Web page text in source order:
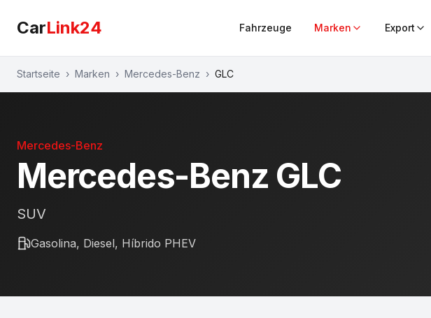
CarLink24 Fahrzeuge Marken Export
Startseite › Marken › Mercedes-Benz › GLC
Mercedes-Benz
Mercedes-Benz GLC
SUV
Gasolina, Diesel, Híbrido PHEV